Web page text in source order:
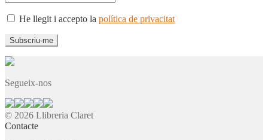
He llegit i accepto la política de privacitat
Segueix-nos
© 2026 Llibreria Claret
Contacte